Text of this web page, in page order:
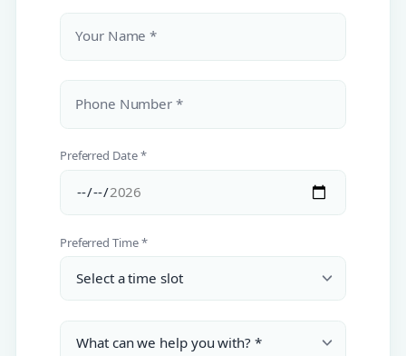
Your Name *
Phone Number *
Preferred Date *
Preferred Time *